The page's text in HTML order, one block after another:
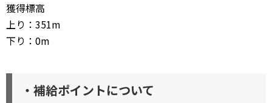
獲得標高
上り：351m
下り：0m
・補給ポイントについて